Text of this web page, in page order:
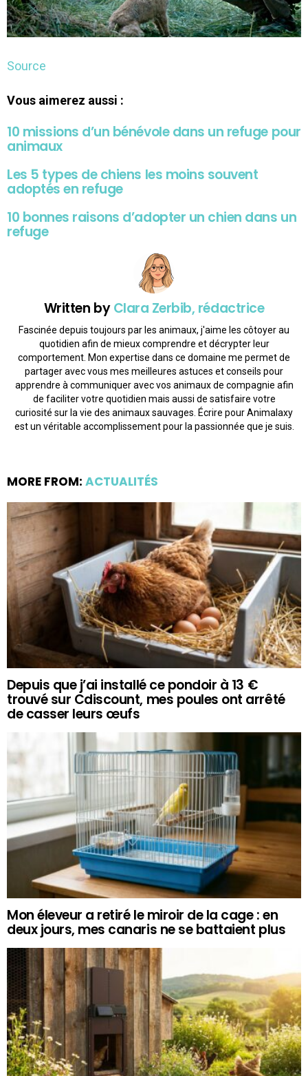
Source
Vous aimerez aussi :
10 missions d’un bénévole dans un refuge pour
animaux
Les 5 types de chiens les moins souvent
adoptés en refuge
10 bonnes raisons d’adopter un chien dans un
refuge
Written byClara Zerbib, rédactrice
Fascinée depuis toujours par les animaux, j'aime les côtoyer au
quotidien afin de mieux comprendre et décrypter leur
comportement. Mon expertise dans ce domaine me permet de
partager avec vous mes meilleures astuces et conseils pour
apprendre à communiquer avec vos animaux de compagnie afin
de faciliter votre quotidien mais aussi de satisfaire votre
curiosité sur la vie des animaux sauvages. Écrire pour Animalaxy
est un véritable accomplissement pour la passionnée que je suis.
MORE FROM: ACTUALITÉS
Depuis que j’ai installé ce pondoir à 13 €
trouvé sur Cdiscount, mes poules ont arrêté
de casser leurs œufs
Mon éleveur a retiré le miroir de la cage : en
deux jours, mes canaris ne se battaient plus